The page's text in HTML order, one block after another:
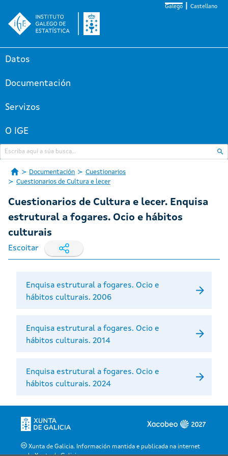
Galego Castellano
Datos
Documentación
Servizos
O IGE
Documentación
Cuestionarios
Cuestionarios de Cultura e lecer
Cuestionarios de Cultura e lecer. Enquisa
estrutural a fogares. Ocio e hábitos
culturais
Escoitar
Enquisa estrutural a fogares. Ocio e
hábitos culturais. 2006
Enquisa estrutural a fogares. Ocio e
hábitos culturais. 2014
Enquisa estrutural a fogares. Ocio e
hábitos culturais. 2024
Xunta de Galicia. Información mantida e publicada na internet